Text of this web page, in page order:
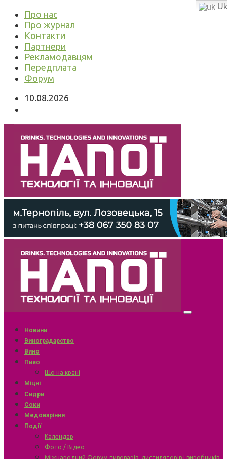
Про нас
Про журнал
Контакти
Партнери
Рекламодавцям
Передплата
Форум
10.08.2026
Новини
Виноградарство
Вино
Пиво
Що на крані
Міцні
Сидри
Соки
Медоваріння
Події
Календар
Фото / Відео